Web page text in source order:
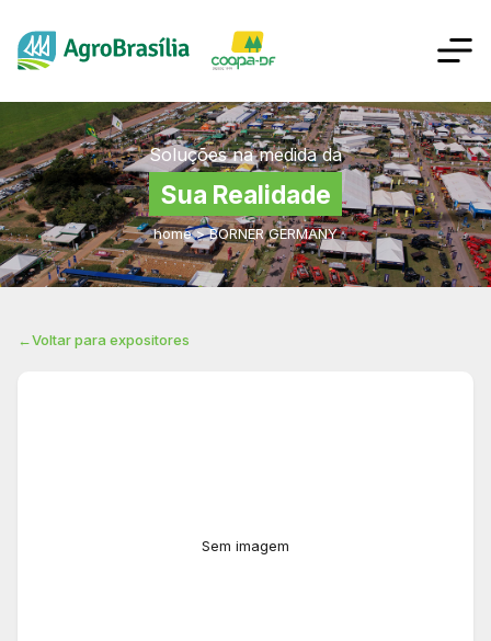
Soluções na medida da
Sua Realidade
home > BORNER GERMANY
←Voltar para expositores
Sem imagem